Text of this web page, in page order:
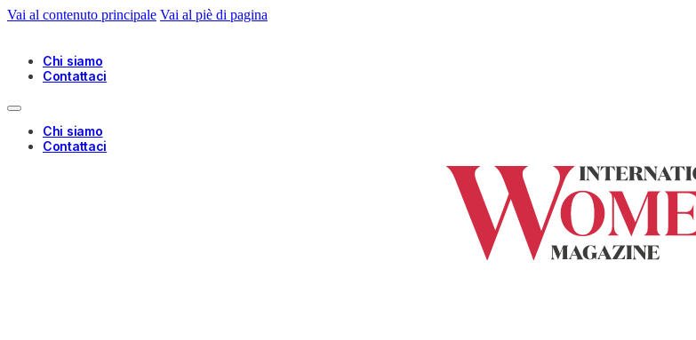
Vai al contenuto principale Vai al piè di pagina
Chi siamo
Contattaci
Chi siamo
Contattaci